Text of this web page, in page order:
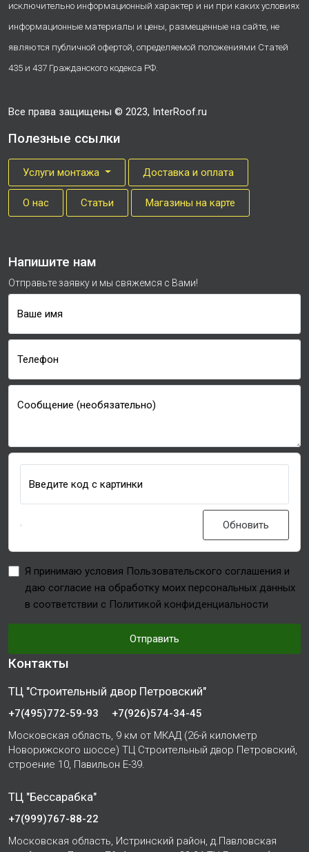
исключительно информационный характер и ни при каких условиях
информационные материалы и цены, размещенные на сайте, не
являются публичной офертой, определяемой положениями Статей
435 и 437 Гражданского кодекса РФ.
Все права защищены © 2023, InterRoof.ru
Полезные ссылки
Услуги монтажа Доставка и оплата
О нас Cтатьи Магазины на карте
Напишите нам
Отправьте заявку и мы свяжемся с Вами!
Ваше имя
Телефон
Сообщение (необязательно)
Введите код с картинки
Обновить
Я принимаю условия Пользовательского соглашения и
даю согласие на обработку моих персональных данных
в соответствии с Политикой конфиденциальности
Отправить
Контакты
ТЦ "Строительный двор Петровский"
+7(495)772-59-93
+7(926)574-34-45
Московская область, 9 км от МКАД (26-й километр
Новорижского шоссе) ТЦ Строительный двор Петровский,
строение 10, Павильон Е-39.
ТЦ "Бессарабка"
+7(999)767-88-22
Московская область, Истринский район, д.Павловская